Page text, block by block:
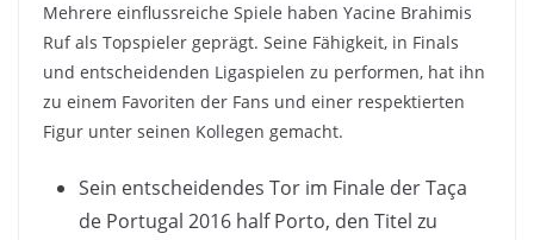
Mehrere einflussreiche Spiele haben Yacine Brahimis
Ruf als Topspieler geprägt. Seine Fähigkeit, in Finals
und entscheidenden Ligaspielen zu performen, hat ihn
zu einem Favoriten der Fans und einer respektierten
Figur unter seinen Kollegen gemacht.
Sein entscheidendes Tor im Finale der Taça
de Portugal 2016 half Porto, den Titel zu